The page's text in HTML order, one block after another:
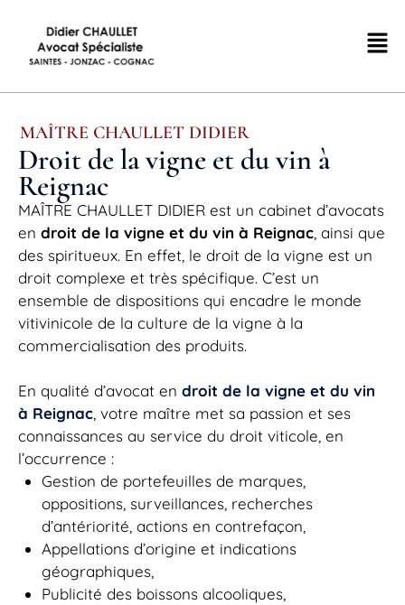
MAÎTRE CHAULLET DIDIER
Droit de la vigne et du vin à
Reignac
MAÎTRE CHAULLET DIDIER est un cabinet d’avocats
en droit de la vigne et du vin à Reignac , ainsi que
des spiritueux. En effet, le droit de la vigne est un
droit complexe et très spécifique. C’est un
ensemble de dispositions qui encadre le monde
vitivinicole de la culture de la vigne à la
commercialisation des produits.
En qualité d’avocat en droit de la vigne et du vin
à Reignac , votre maître met sa passion et ses
connaissances au service du droit viticole, en
l’occurrence :
Gestion de portefeuilles de marques,
oppositions, surveillances, recherches
d’antériorité, actions en contrefaçon,
Appellations d’origine et indications
géographiques,
Publicité des boissons alcooliques,